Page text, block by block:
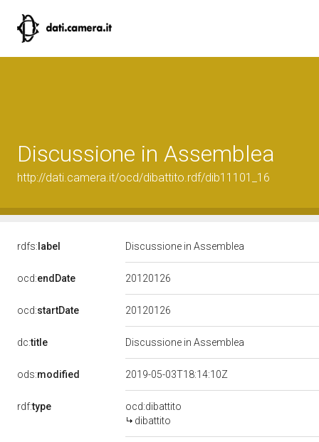
Discussione in Assemblea
http://dati.camera.it/ocd/dibattito.rdf/dib11101_16
rdfs: label Discussione in Assemblea
ocd:endDate 20120126
ocd:startDate 20120126
dc:title Discussione in Assemblea
ods:modified 2019-05-03T18:14:10Z
rdf:type
ocd:dibattito
dibattito